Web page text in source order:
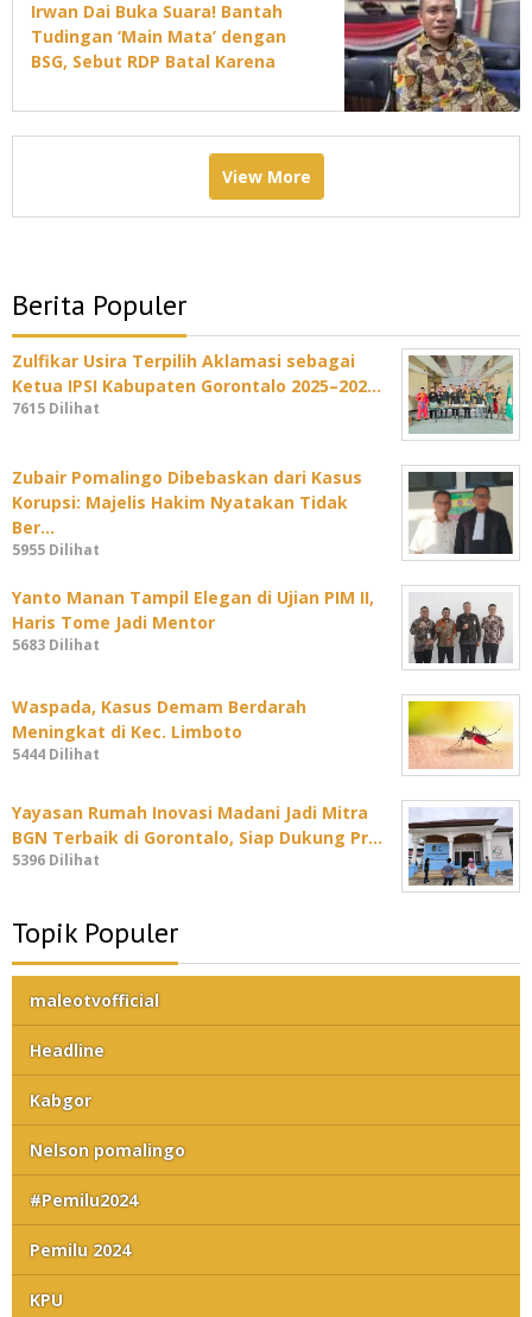
Irwan Dai Buka Suara! Bantah
Tudingan ‘Main Mata’ dengan
BSG, Sebut RDP Batal Karena
View More
Berita Populer
Zulfikar Usira Terpilih Aklamasi sebagai
Ketua IPSI Kabupaten Gorontalo 2025–202…
7615 Dilihat
Zubair Pomalingo Dibebaskan dari Kasus
Korupsi: Majelis Hakim Nyatakan Tidak
Ber…
5955 Dilihat
Yanto Manan Tampil Elegan di Ujian PIM II,
Haris Tome Jadi Mentor
5683 Dilihat
Waspada, Kasus Demam Berdarah
Meningkat di Kec. Limboto
5444 Dilihat
Yayasan Rumah Inovasi Madani Jadi Mitra
BGN Terbaik di Gorontalo, Siap Dukung Pr…
5396 Dilihat
Topik Populer
maleotvofficial
Headline
Kabgor
Nelson pomalingo
#Pemilu2024
Pemilu 2024
KPU